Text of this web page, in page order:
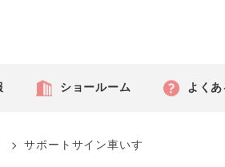
ショールーム よく
> サポートサイン車いす